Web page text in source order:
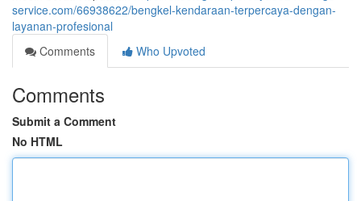
service.com/66938622/bengkel-kendaraan-terpercaya-dengan-
layanan-profesional
Comments
Who Upvoted
Comments
Submit a Comment
No HTML